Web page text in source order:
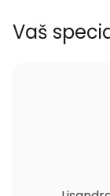
Vaš